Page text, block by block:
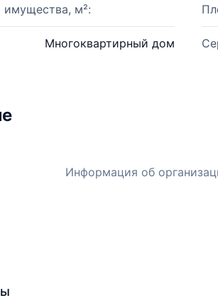
м²:
Многоквартирный дом
Информация об